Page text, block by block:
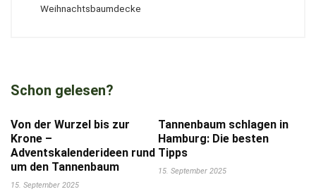
Weihnachtsbaumdecke
Schon gelesen?
Von der Wurzel bis zur
Krone –
Adventskalenderideen rund
um den Tannenbaum
15. September 2025
Tannenbaum schlagen in
Hamburg: Die besten
Tipps
15. September 2025